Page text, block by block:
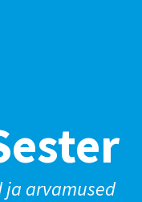
ja arvamused